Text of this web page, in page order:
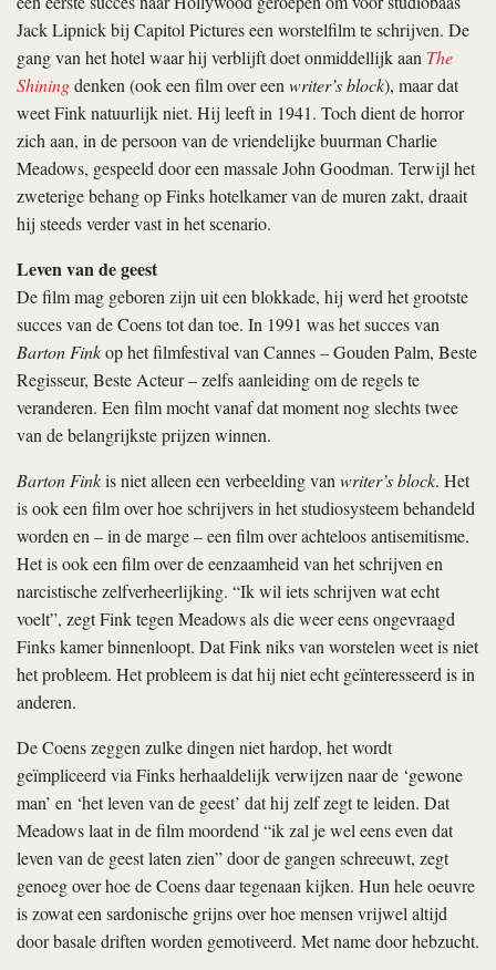
Jack Lipnick bij Capitol Pictures een worstelfilm te schrijven. De
gang van het hotel waar hij verblijft doet onmiddellijk aan The
Shiningdenken (ook een film over eenwriter’s block), maar dat
weet Fink natuurlijk niet. Hij leeft in 1941. Toch dient de horror
zich aan, in de persoon van de vriendelijke buurman Charlie
Meadows, gespeeld door een massale John Goodman. Terwijl het
zweterige behang op Finks hotelkamer van de muren zakt, draait
hij steeds verder vast in het scenario.
Leven van de geest
De film mag geboren zijn uit een blokkade, hij werd het grootste
succes van de Coens tot dan toe. In 1991 was het succes van
Barton Finkop het filmfestival van Cannes – Gouden Palm, Beste
Regisseur, Beste Acteur – zelfs aanleiding om de regels te
veranderen. Een film mocht vanaf dat moment nog slechts twee
van de belangrijkste prijzen winnen.
Barton Finkis niet alleen een verbeelding vanwriter’s block. Het
is ook een film over hoe schrijvers in het studiosysteem behandeld
worden en – in de marge – een film over achteloos antisemitisme.
Het is ook een film over de eenzaamheid van het schrijven en
narcistische zelfverheerlijking. “Ik wil iets schrijven wat echt
voelt”, zegt Fink tegen Meadows als die weer eens ongevraagd
Finks kamer binnenloopt. Dat Fink niks van worstelen weet is niet
het probleem. Het probleem is dat hij niet echt geïnteresseerd is in
anderen.
De Coens zeggen zulke dingen niet hardop, het wordt
geïmpliceerd via Finks herhaaldelijk verwijzen naar de ‘gewone
man’ en ‘het leven van de geest’ dat hij zelf zegt te leiden. Dat
Meadows laat in de film moordend “ik zal je wel eens even dat
leven van de geest laten zien” door de gangen schreeuwt, zegt
genoeg over hoe de Coens daar tegenaan kijken. Hun hele oeuvre
is zowat een sardonische grijns over hoe mensen vrijwel altijd
door basale driften worden gemotiveerd. Met name door hebzucht.